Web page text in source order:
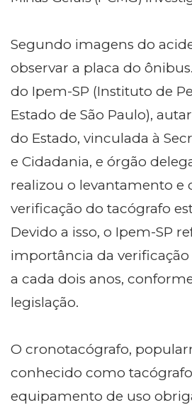
Segundo imagens do
observar a placa do
do Ipem-SP (Instituto de
Estado de São Paulo),
do Estado, vinculada à
e Cidadania, e órgão
realizou o levantamento e
verificação do tacógrafo
Devido a isso, o Ipem-SP
importância da
a cada dois anos,
legislação.
O cronotacógrafo,
conhecido como
equipamento de uso